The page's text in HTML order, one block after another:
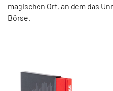
magischen Ort, an dem das
Börse.